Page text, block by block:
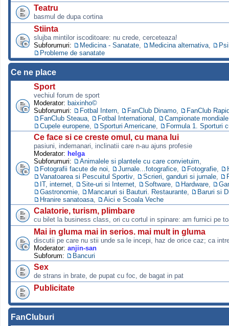
Teatru
basmul de dupa cortina
Stiinta
slujba mintilor iscoditoare: nu crede, cerceteaza!
Subforumuri:
Medicina - Sanatate Medicina alternativa
Probleme de sanatate
Ce ne place
Sport
vechiul forum de sport
Moderator: baixinho©
Subforumuri:
Fotbal Intern FanClub Dinamo
FanClub
FanClub Steaua
Fotbal International
Campionate
Cupele europene
Sporturi Americane Formula 1. Sporturi
Ce face si ce creste omul, cu mana lui
pasiuni, indemanari, inclinatii care n-au ajuns profesie
Moderator: helga
Subforumuri:
Animalele si plantele cu care convietuim
Fotografii facute de noi
Jurnale...fotografice Fotografie
Vanatoarea si Pescuitul Sportiv
Scrieri, ganduri si jurnale
IT, internet
Site-uri si Internet Software Hardware
Gastronomie
Mancaruri si Bauturi. Restaurante
Baruri si
Hranire sanatoasa
Aici e Scoala Veche
Calatorie, turism, plimbare
cu bilet la business class, ori cu cortul in spinare: am furnici pe
Mai in gluma mai in serios. mai mult in gluma
discutii pe care nu stii unde sa le incepi, haz de orice caz; ca
Moderator: anjin-san
Subforum:
Bancuri
Sex
de strans in brate, de pupat cu foc, de bagat in pat
Publicitate
FanCluburi